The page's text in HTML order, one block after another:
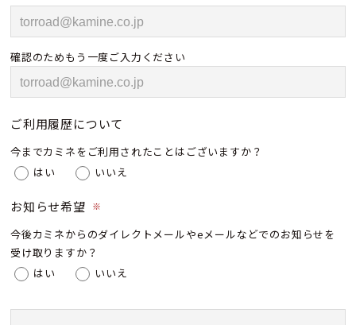
確認のためもう一度ご入力ください
ご利用履歴について
今までカミネをご利用されたことはございますか？
はい
いいえ
お知らせ希望 ※
今後カミネからのダイレクトメールやeメールなどでのお知らせを
受け取りますか？
はい
いいえ